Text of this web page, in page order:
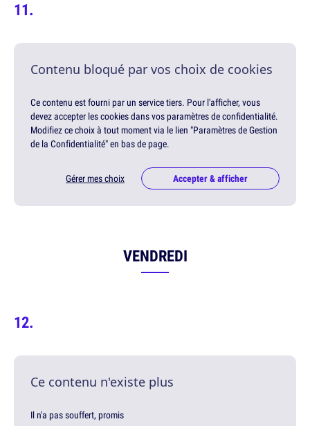
Contenu bloqué par vos choix de cookies
Ce contenu est fourni par un service tiers. Pour l'afficher, vous
devez accepter les cookies dans vos paramètres de confidentialité.
Modifiez ce choix à tout moment via le lien "Paramètres de Gestion
de la Confidentialité" en bas de page.
Gérer mes choix Accepter & afficher
VENDREDI
Ce contenu n'existe plus
Il n'a pas souffert, promis